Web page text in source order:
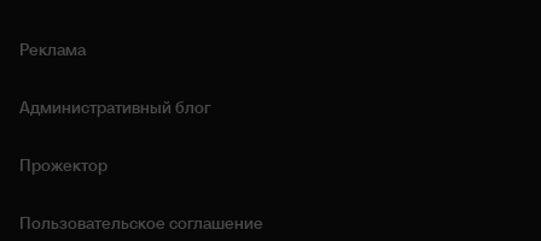
Реклама
Административный блог
Прожектор
Пользовательское соглашение